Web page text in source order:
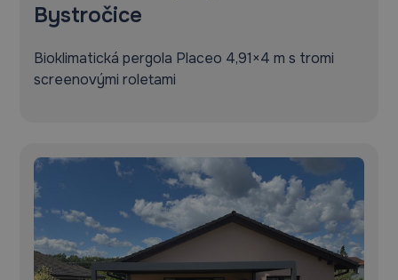
Bystročice
Bioklimatická pergola Placeo 4,91×4 m s tromi
screenovými roletami